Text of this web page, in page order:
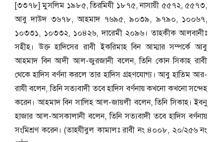
[৩৩৭৮] মুসলিম ১৯৮৫, তিরমিযী ১৮৭৫, নাসায়ী ৫৫৭২, ৫৫৭৩,
আবু দাউদ ৩৬৭৮, আহমাদ ৭৬৯৫, ৯০৩৯, ৯৭৯০, ১০০৬৭,
১০৩৩১, ১০৩৩২, ১০৪২৬, দারেমী ২০৯৬। তাহকীক আলবানীঃ
সহীহ। উক্ত হাদিসের রাবী ইকরিমাহ বিন আম্মার সম্পর্কে আবু
আহমাদ বিন আদী আল-জুরজানী বলেন, তিনি কোন সিকাহ রাবী
থেকে হাদিস বর্ণনা করলে তার হাদিস গ্রহণযোগ্য। আবু হাতিম আর-
রাযী বলেন, তিনি সত্যবাদী তবে হাদিস বর্ণনায় কখনো কখনো সন্দেহ
করেন। আহমাদ বিন সালিহ আল-জায়লী বলেন, তিনি সিকাহ। ইবনু
হাজার আল-আসকালানী বলেন, তিনি সত্যবাদী তবে হাদিস বর্ণনায়
সংমিশ্রণ করেন। (তাহযীবুল কামালঃ রাবী নং ৪০০৮, ২০/২৫৬ নং